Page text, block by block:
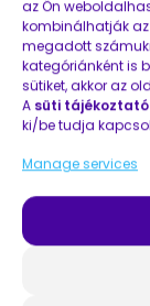
az Ön
kombinálhatják
megadott
kategóriánként is
sütiket, akkor az
A süti tájékoztató
ki/be tudja
Manage services